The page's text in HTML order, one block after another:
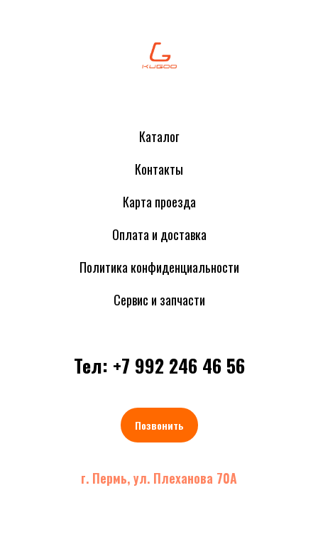
Каталог
Контакты
Карта проезда
Оплата и доставка
Политика конфиденциальности
Сервис и запчасти
Тел: +7 992 246 46 56
Позвонить
г. Пермь, ул. Плеханова 70А